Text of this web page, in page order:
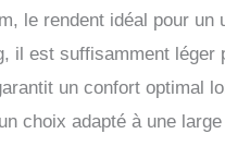
suivre
de 1
aider à
le rendent idéal pour un
il est suffisamment
un confort optimal
choix adapté à une